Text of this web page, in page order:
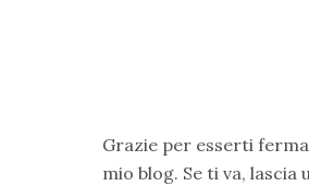
Grazie per esserti
mio blog. Se ti va, lascia